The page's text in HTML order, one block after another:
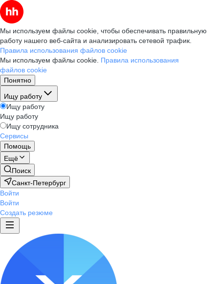
Мы используем файлы cookie, чтобы обеспечивать правильную
работу нашего веб-сайта и анализировать сетевой трафик.
Правила использования файлов cookie
Мы используем файлы cookie. Правила использования
файлов cookie
Понятно
Ищу работу
Ищу работу
Ищу работу
Ищу сотрудника
Сервисы
Помощь
Ещё
Поиск
Санкт-Петербург
Войти
Войти
Создать резюме